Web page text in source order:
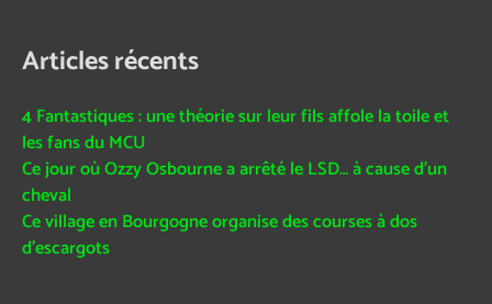
Articles récents
4 Fantastiques : une théorie sur leur fils affole la toile et
les fans du MCU
Ce jour où Ozzy Osbourne a arrêté le LSD… à cause d’un
cheval
Ce village en Bourgogne organise des courses à dos
d’escargots